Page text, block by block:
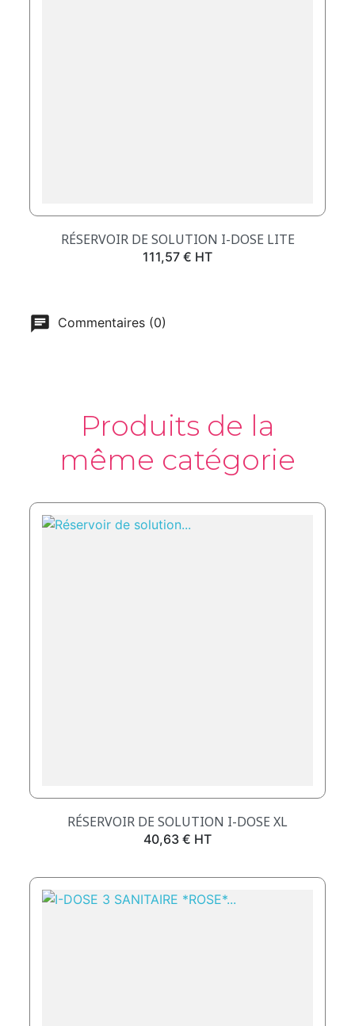
RÉSERVOIR DE SOLUTION I-DOSE LITE
Prix
111,57 € HT
Commentaires (0)
Produits de la
même catégorie
RÉSERVOIR DE SOLUTION I-DOSE XL
Prix
40,63 € HT